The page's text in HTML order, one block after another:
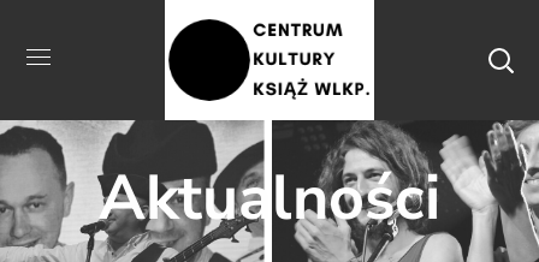
Aktualności